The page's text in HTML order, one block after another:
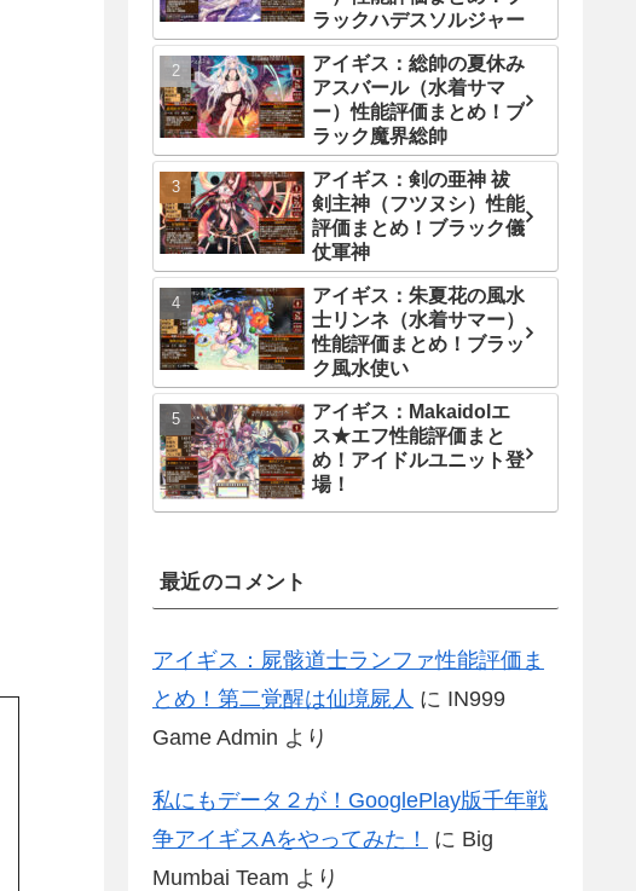
ラックハデスソルジャー
アイギス：総帥の夏休み
アスバール（水着サマ
ー）性能評価まとめ！ブ
ラック魔界総帥
アイギス：剣の亜神 祓
剣主神（フツヌシ）性能
評価まとめ！ブラック儀
仗軍神
アイギス：朱夏花の風水
士リンネ（水着サマー）
性能評価まとめ！ブラッ
ク風水使い
アイギス：Makaidolエ
ス★エフ性能評価まと
め！アイドルユニット登
場！
最近のコメント
アイギス：屍骸道士ランファ性能評価ま
とめ！第二覚醒は仙境屍人 に IN999
Game Admin より
私にもデータ２が！GooglePlay版千年戦
争アイギスAをやってみた！
に Big
Mumbai Team より